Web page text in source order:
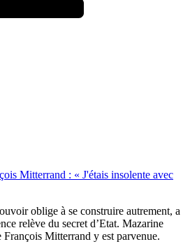
Mitterrand : « J'étais insolente avec
oblige à se construire autrement, a
relève du secret d’Etat. Mazarine
Mitterrand y est parvenue.